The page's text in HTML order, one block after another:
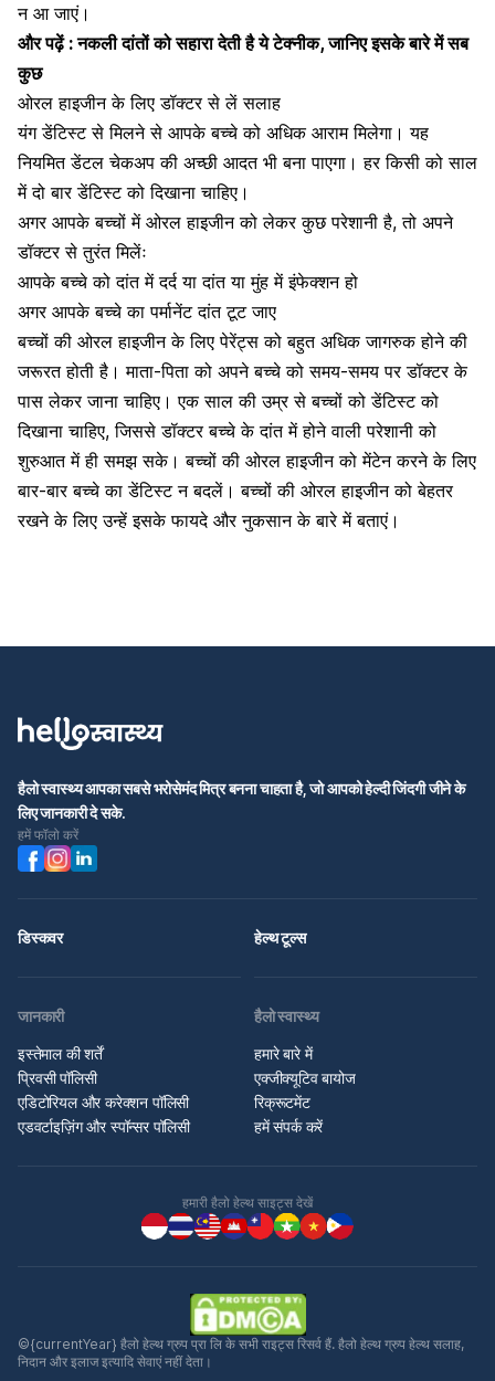
न आ जाएं।
और पढ़ें :नकली दांतों को सहारा देती है ये टेक्नीक, जानिए इसके बारे में सब
कुछ
ओरल हाइजीन के लिए डॉक्टर से लें सलाह
यंग डेंटिस्ट से मिलनेसे आपके बच्चे को अधिक आराम मिलेगा। यह
नियमितडेंटल चेकअप की अच्छी आदत भी बना पाएगा। हर किसी को साल
में दो बारडेंटिस्ट को दिखाना चाहिए।
अगर आपके बच्चों में ओरल हाइजीन को लेकर कुछ परेशानी है, तो अपने
डॉक्टर से तुरंत मिलेंः
आपके बच्चे को दांत में दर्द या दांत या मुंह में इंफेक्शन हो
अगर आपके बच्चे का पर्मानेंट दांत टूट जाए
बच्चों की ओरल हाइजीन के लिए पेरेंट्स को बहुत अधिक जागरुक होने की
जरूरत होती है।माता-पिता को अपने बच्चे को समय-समय पर डॉक्टर के
पास लेकर जाना चाहिए। एक साल की उम्र से बच्चों को डेंटिस्ट को
दिखाना चाहिए, जिससे डॉक्टर बच्चे के दांत में होने वाली परेशानी को
शुरुआत में ही समझ सके। बच्चों की ओरल हाइजीन को मेंटेन करने के लिए
बार-बार बच्चे का डेंटिस्ट न बदलें। बच्चों की ओरल हाइजीन को बेहतर
रखने के लिए उन्हें इसके फायदे और नुकसान के बारे में बताएं।
हैलो स्वास्थ्य आपका सबसे भरोसेमंद मित्र बनना चाहता है, जो आपको हेल्दी जिंदगी जीने के
लिए जानकारी दे सके.
हमें फॉलो करें
डिस्कवर हेल्थ टूल्स
जानकारी
इस्तेमाल की शर्तें
प्रिवसी पॉलिसी
एडिटोरियल और करेक्शन पॉलिसी
एडवर्टाइज़िंग और स्पॉन्सर पॉलिसी
हैलो स्वास्थ्य
हमारे बारे में
एक्जीक्यूटिव बायोज
रिक्रूटमेंट
हमें संपर्क करें
हमारी हैलो हेल्थ साइट्स देखें
©{currentYear} हैलो हेल्थ ग्रुप प्रा लि के सभी राइट्स रिसर्व हैं. हैलो हेल्थ ग्रुप हेल्थ सलाह,
निदान और इलाज इत्यादि सेवाएं नहीं देता।